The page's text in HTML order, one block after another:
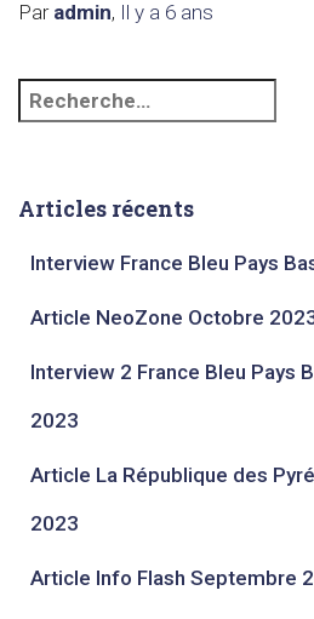
Par admin, Il y a 6 ans
Articles récents
Interview France Bleu Pays
Article NeoZone Octobre
Interview 2 France Bleu Pays
2023​
Article La République des
2023​
Article Info Flash Septembre